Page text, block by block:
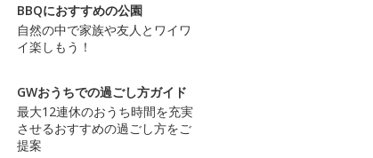
BBQにおすすめの公園
自然の中で家族や友人とワイワ
イ楽しもう！
GWおうちでの過ごし方ガイド
最大12連休のおうち時間を充実
させるおすすめの過ごし方をご
提案